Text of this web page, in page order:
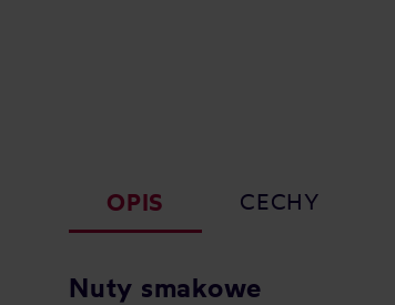
OPIS CECHY
Nuty smakowe